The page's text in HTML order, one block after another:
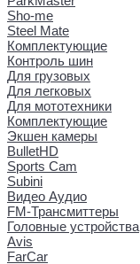
Sho-me
Steel Mate
Комплектующие
Контроль шин
Для грузовых
Для легковых
Для мототехники
Комплектующие
Экшен камеры
BulletHD
Sports Cam
Subini
Видео Аудио
FM-Трансмиттеры
Головные устройства
Avis
FarCar